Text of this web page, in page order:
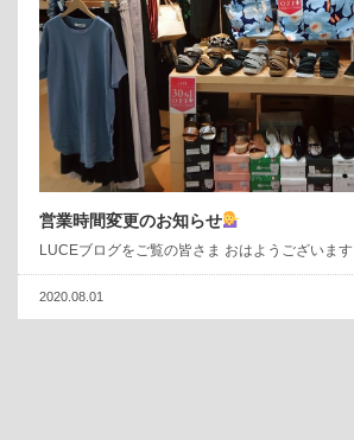
営業時間変更のお知らせ
LUCEブログをご覧の皆さま おはようございます
2020.08.01